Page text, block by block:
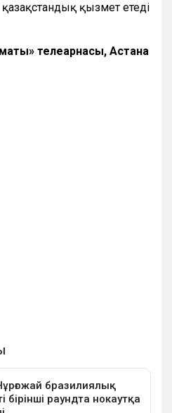
қазақстандық қызмет етеді
телеарнасы, Астана